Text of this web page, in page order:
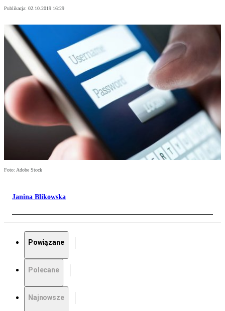
Publikacja: 02.10.2019 16:29
Foto: Adobe Stock
Janina Blikowska
Powiązane
Polecane
Najnowsze